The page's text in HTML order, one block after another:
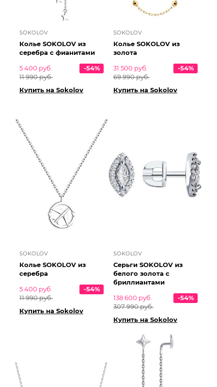
SOKOLOV
Колье SOKOLOV из
серебра с фианитами
5 400 руб.
11 990 руб.
-54%
Купить на Sokolov
SOKOLOV
Колье SOKOLOV из
золота
31 500 руб.
69 990 руб.
-54%
Купить на Sokolov
SOKOLOV
Колье SOKOLOV из
серебра
5 400 руб.
11 990 руб.
-54%
Купить на Sokolov
SOKOLOV
Серьги SOKOLOV из
белого золота с
бриллиантами
138 600 руб.
307 990 руб.
-54%
Купить на Sokolov